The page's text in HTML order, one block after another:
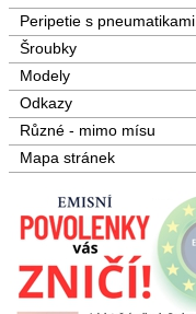
Peripetie s pneumatikami
Šroubky
Modely
Odkazy
Různé - mimo mísu
Mapa stránek